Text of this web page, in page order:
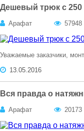
Дешевый трюк с 250
Арафат 57948
Уважаемые заказчики,
13.05.2016
Вся правда о
Арафат 20173